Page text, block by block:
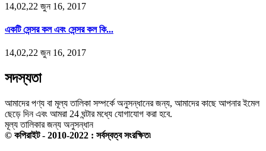
14,02,22 জুন 16, 2017
একটি সেন্সর কল এবং সেন্সর কল কি...
14,02,22 জুন 16, 2017
সদস্যতা
আমাদের পণ্য বা মূল্য তালিকা সম্পর্কে অনুসন্ধানের জন্য, আমাদের কাছে আপনার ইমেল
ছেড়ে দিন এবং আমরা 24 ঘন্টার মধ্যে যোগাযোগ করা হবে.
মূল্য তালিকার জন্য অনুসন্ধান
© কপিরাইট - 2010-2022 : সর্বস্বত্ব সংরক্ষিত৷